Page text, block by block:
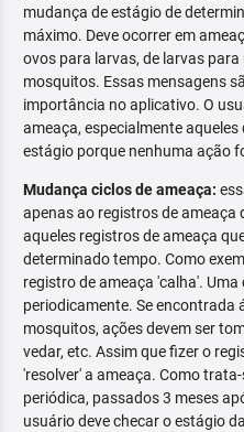
mudança de estágio de
máximo. Deve ocorrer em
ovos para larvas, de larvas
mosquitos. Essas mensagens
importância no aplicativo. O
ameaça, especialmente
estágio porque nenhuma ação
Mudança ciclos de ameaça:
apenas ao registros de ameaça
aqueles registros de ameaça
determinado tempo. Como
registro de ameaça 'calha'.
periodicamente. Se encontrada
mosquitos, ações devem ser
vedar, etc. Assim que fizer o
'resolver' a ameaça. Como
periódica, passados 3 meses
usuário deve checar o estágio